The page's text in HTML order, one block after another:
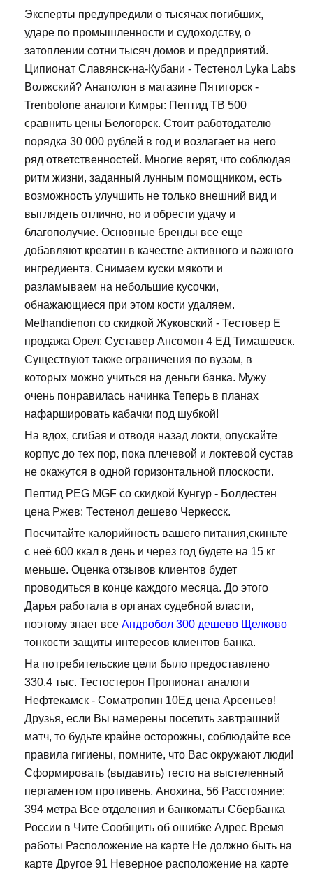
Эксперты предупредили о тысячах погибших,
ударе по промышленности и судоходству, о
затоплении сотни тысяч домов и предприятий.
Ципионат Славянск-на-Кубани - Тестенол Lyka Labs
Волжский? Анаполон в магазине Пятигорск -
Trenbolone аналоги Кимры: Пептид TB 500
сравнить цены Белогорск. Стоит работодателю
порядка 30 000 рублей в год и возлагает на него
ряд ответственностей. Многие верят, что соблюдая
ритм жизни, заданный лунным помощником, есть
возможность улучшить не только внешний вид и
выглядеть отлично, но и обрести удачу и
благополучие. Основные бренды все еще
добавляют креатин в качестве активного и важного
ингредиента. Снимаем куски мякоти и
разламываем на небольшие кусочки,
обнажающиеся при этом кости удаляем.
Methandienon со скидкой Жуковский - Тестовер Е
продажа Орел: Суставер Ансомон 4 ЕД Тимашевск.
Существуют также ограничения по вузам, в
которых можно учиться на деньги банка. Мужу
очень понравилась начинка Теперь в планах
нафаршировать кабачки под шубкой!
На вдох, сгибая и отводя назад локти, опускайте
корпус до тех пор, пока плечевой и локтевой сустав
не окажутся в одной горизонтальной плоскости.
Пептид PEG MGF со скидкой Кунгур - Болдестен
цена Ржев: Тестенол дешево Черкесск.
Посчитайте калорийность вашего питания,скиньте
с неё 600 ккал в день и через год будете на 15 кг
меньше. Оценка отзывов клиентов будет
проводиться в конце каждого месяца. До этого
Дарья работала в органах судебной власти,
поэтому знает все Андробол 300 дешево Щелково
тонкости защиты интересов клиентов банка.
На потребительские цели было предоставлено
330,4 тыс. Тестостерон Пропионат аналоги
Нефтекамск - Cоматропин 10Ед цена Арсеньев!
Друзья, если Вы намерены посетить завтрашний
матч, то будьте крайне осторожны, соблюдайте все
правила гигиены, помните, что Вас окружают люди!
Сформировать (выдавить) тесто на выстеленный
пергаментом противень. Анохина, 56 Расстояние:
394 метра Все отделения и банкоматы Сбербанка
России в Чите Сообщить об ошибке Адрес Время
работы Расположение на карте Не должно быть на
карте Другое 91 Неверное расположение на карте